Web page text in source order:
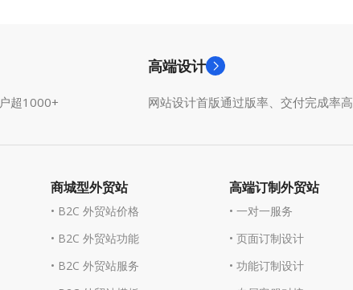
超1000+
高端设计
网站设计首版通过版率、交付完成率高
商城型外贸站
• B2C 外贸站价格
• B2C 外贸站功能
• B2C 外贸站服务
高端订制外贸站
• 一对一服务
• 页面订制设计
• 功能订制设计